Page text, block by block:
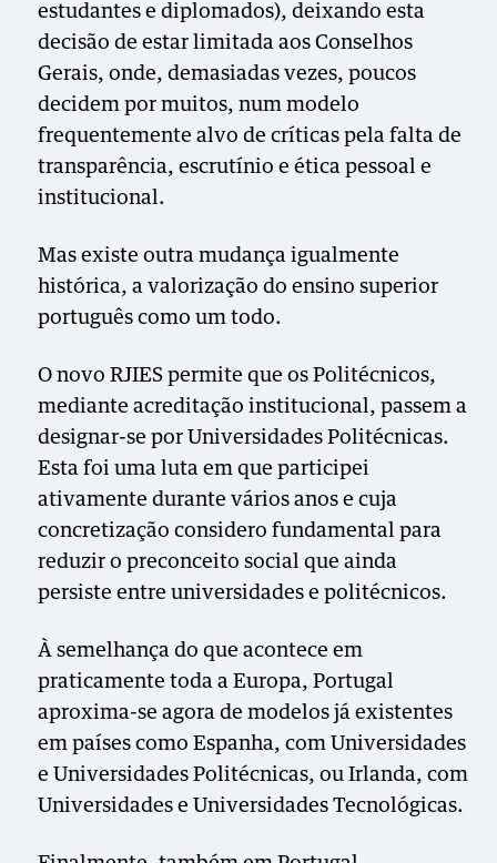
estudantes e diplomados), deixando esta
decisão de estar limitada aos Conselhos
Gerais, onde, demasiadas vezes, poucos
decidem por muitos, num modelo
frequentemente alvo de críticas pela falta de
transparência, escrutínio e ética pessoal e
institucional.
Mas existe outra mudança igualmente
histórica, a valorização do ensino superior
português como um todo.
O novo RJIES permite que os Politécnicos,
mediante acreditação institucional, passem a
designar-se por Universidades Politécnicas.
Esta foi uma luta em que participei
ativamente durante vários anos e cuja
concretização considero fundamental para
reduzir o preconceito social que ainda
persiste entre universidades e politécnicos.
À semelhança do que acontece em
praticamente toda a Europa, Portugal
aproxima-se agora de modelos já existentes
em países como Espanha, com Universidades
e Universidades Politécnicas, ou Irlanda, com
Universidades e Universidades Tecnológicas.